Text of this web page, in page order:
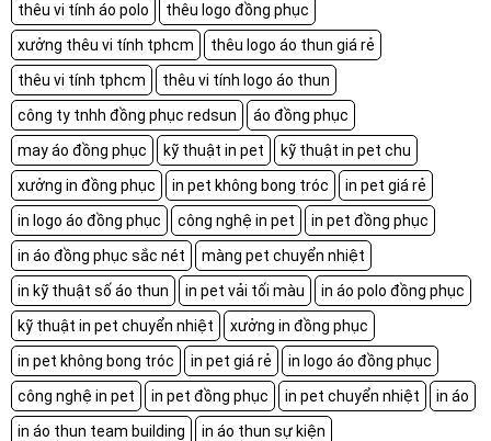
thêu vi tính áo polo
thêu logo đồng phục
xưởng thêu vi tính tphcm
thêu logo áo thun giá rẻ
thêu vi tính tphcm
thêu vi tính logo áo thun
công ty tnhh đồng phục redsun
áo đồng phục
may áo đồng phục
kỹ thuật in pet
kỹ thuật in pet chu
xưởng in đồng phục
in pet không bong tróc
in pet giá rẻ
in logo áo đồng phục
công nghệ in pet
in pet đồng phục
in áo đồng phục sắc nét
màng pet chuyển nhiệt
in kỹ thuật số áo thun
in pet vải tối màu
in áo polo đồng phục
kỹ thuật in pet chuyển nhiệt
xưởng in đồng phục
in pet không bong tróc
in pet giá rẻ
in logo áo đồng phục
công nghệ in pet
in pet đồng phục in pet chuyển nhiệt
in áo
in áo thun team building
in áo thun sự kiện